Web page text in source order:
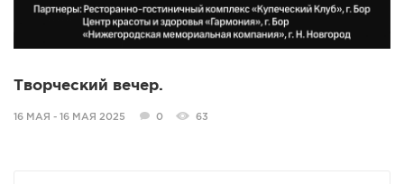
Творческий вечер.
16 МАЯ - 16 МАЯ 2025 0 63